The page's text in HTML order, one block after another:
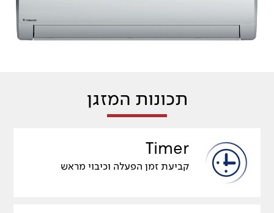
תכונות המזגן
Timer
קביעת זמן הפעלה וכיבוי מראש